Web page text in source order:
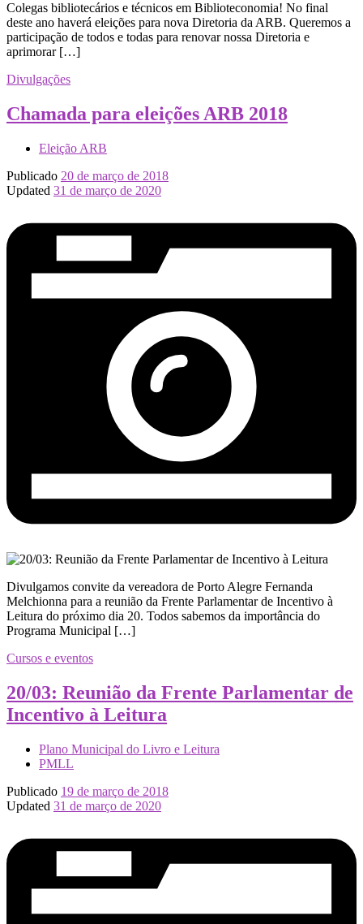
Colegas bibliotecários e técnicos em Biblioteconomia! No final
deste ano haverá eleições para nova Diretoria da ARB. Queremos a
participação de todos e todas para renovar nossa Diretoria e
aprimorar […]
Divulgações
Chamada para eleições ARB 2018
Eleição ARB
Publicado 20 de março de 2018
Updated 31 de março de 2020
Divulgamos convite da vereadora de Porto Alegre Fernanda
Melchionna para a reunião da Frente Parlamentar de Incentivo à
Leitura do próximo dia 20. Todos sabemos da importância do
Programa Municipal […]
Cursos e eventos
20/03: Reunião da Frente Parlamentar de
Incentivo à Leitura
Plano Municipal do Livro e Leitura
PMLL
Publicado 19 de março de 2018
Updated 31 de março de 2020